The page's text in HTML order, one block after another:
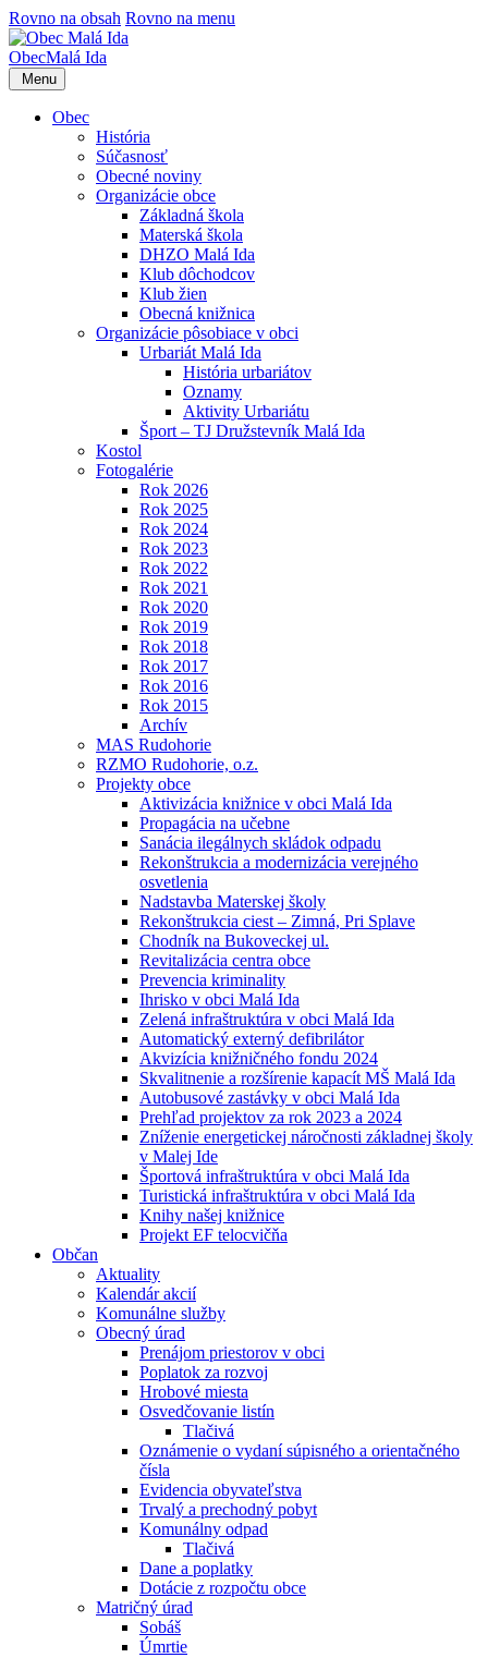
Rovno na obsah Rovno na menu
ObecMalá Ida
Menu
Obec
História
Súčasnosť
Obecné noviny
Organizácie obce
Základná škola
Materská škola
DHZO Malá Ida
Klub dôchodcov
Klub žien
Obecná knižnica
Organizácie pôsobiace v obci
Urbariát Malá Ida
História urbariátov
Oznamy
Aktivity Urbariátu
Šport – TJ Družstevník Malá Ida
Kostol
Fotogalérie
Rok 2026
Rok 2025
Rok 2024
Rok 2023
Rok 2022
Rok 2021
Rok 2020
Rok 2019
Rok 2018
Rok 2017
Rok 2016
Rok 2015
Archív
MAS Rudohorie
RZMO Rudohorie, o.z.
Projekty obce
Aktivizácia knižnice v obci Malá Ida
Propagácia na učebne
Sanácia ilegálnych skládok odpadu
Rekonštrukcia a modernizácia verejného
osvetlenia
Nadstavba Materskej školy
Rekonštrukcia ciest – Zimná, Pri Splave
Chodník na Bukoveckej ul.
Revitalizácia centra obce
Prevencia kriminality
Ihrisko v obci Malá Ida
Zelená infraštruktúra v obci Malá Ida
Automatický externý defibrilátor
Akvizícia knižničného fondu 2024
Skvalitnenie a rozšírenie kapacít MŠ Malá Ida
Autobusové zastávky v obci Malá Ida
Prehľad projektov za rok 2023 a 2024
Zníženie energetickej náročnosti základnej školy
v Malej Ide
Športová infraštruktúra v obci Malá Ida
Turistická infraštruktúra v obci Malá Ida
Knihy našej knižnice
Projekt EF telocvičňa
Občan
Aktuality
Kalendár akcií
Komunálne služby
Obecný úrad
Prenájom priestorov v obci
Poplatok za rozvoj
Hrobové miesta
Osvedčovanie listín
Tlačivá
Oznámenie o vydaní súpisného a orientačného
čísla
Evidencia obyvateľstva
Trvalý a prechodný pobyt
Komunálny odpad
Tlačivá
Dane a poplatky
Dotácie z rozpočtu obce
Matričný úrad
Sobáš
Úmrtie